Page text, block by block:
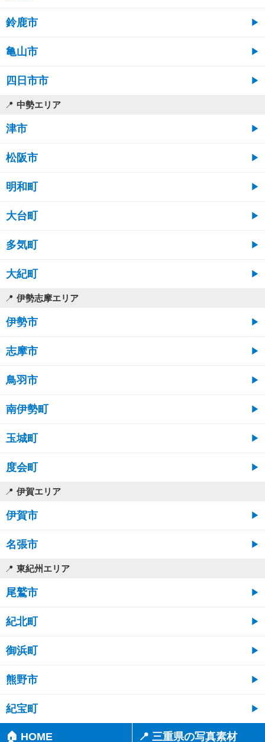
鈴鹿市
亀山市
四日市市
中勢エリア
津市
松阪市
明和町
大台町
多気町
大紀町
伊勢志摩エリア
伊勢市
志摩市
鳥羽市
南伊勢町
玉城町
度会町
伊賀エリア
伊賀市
名張市
東紀州エリア
尾鷲市
紀北町
御浜町
熊野市
紀宝町
🏠 HOME 📍 三重県の写真素材